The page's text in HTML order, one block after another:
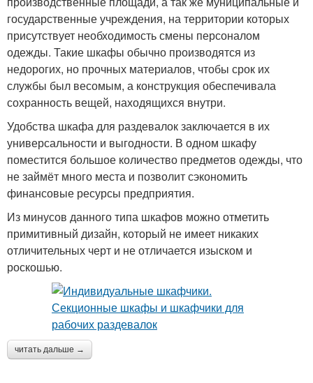
государственные учреждения, на территории которых
присутствует необходимость смены персоналом
одежды. Такие шкафы обычно производятся из
недорогих, но прочных материалов, чтобы срок их
службы был весомым, а конструкция обеспечивала
сохранность вещей, находящихся внутри.
Удобства шкафа для раздевалок заключается в их
универсальности и выгодности. В одном шкафу
поместится большое количество предметов одежды, что
не займёт много места и позволит сэкономить
финансовые ресурсы предприятия.
Из минусов данного типа шкафов можно отметить
примитивный дизайн, который не имеет никаких
отличительных черт и не отличается изыском и
роскошью.
читать дальше →